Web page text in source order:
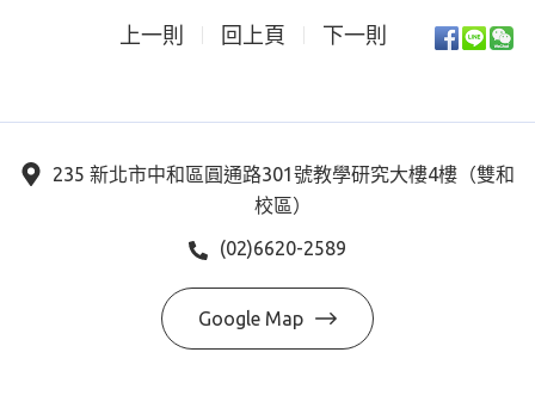
上一則 回上頁 下一則
235 新北市中和區圓通路301號教學研究大樓4樓（雙和
校區）
(02)6620-2589
Google Map